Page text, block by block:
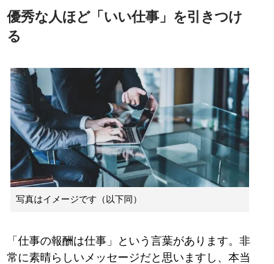
優秀な人ほど「いい仕事」を引きつけ
る
写真はイメージです（以下同）
「仕事の報酬は仕事」という言葉があります。非
常に素晴らしいメッセージだと思いますし、本当